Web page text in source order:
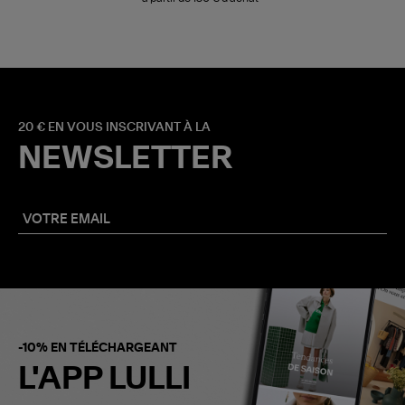
20 € EN VOUS INSCRIVANT À LA
NEWSLETTER
-10% EN TÉLÉCHARGEANT
L'APP LULLI